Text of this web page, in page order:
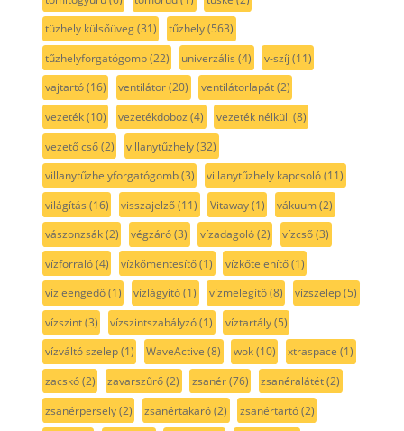
tüzhely külsőüveg(31) tűzhely(563)
tűzhelyforgatógomb(22) univerzális (4) v-szíj (11)
vajtartó(16) ventilátor(20) ventilátorlapát(2)
vezeték(10) vezetékdoboz (4) vezeték nélküli (8)
vezető cső(2) villanytűzhely(32)
villanytűzhelyforgatógomb(3) villanytűzhely kapcsoló(11)
világítás (16) visszajelző(11) Vitaway(1) vákuum(2)
vászonzsák(2) végzáró(3) vízadagoló(2) vízcső(3)
vízforraló(4) vízkőmentesítő(1) vízkőtelenítő(1)
vízleengedő(1) vízlágyító(1) vízmelegítő(8) vízszelep(5)
vízszint(3) vízszintszabályzó(1) víztartály(5)
vízváltó szelep(1) WaveActive (8) wok(10) xtraspace (1)
zacskó(2) zavarszűrő(2) zsanér(76) zsanéralátét(2)
zsanérpersely(2) zsanértakaró(2) zsanértartó(2)